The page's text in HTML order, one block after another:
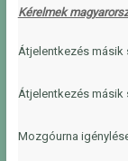
Kérelmek
Átjelentkezés másik
Átjelentkezés másik
Mozgóurna